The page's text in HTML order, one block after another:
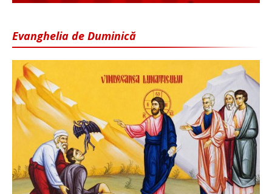
Evanghelia de Duminică